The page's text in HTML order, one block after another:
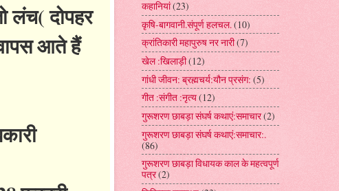
लंच( दोपहर
आते हैं
कहानियां(23)
कृषि-बागवानी.संपूर्ण हलचल. (10)
क्रांतिकारी महापुरुष नर नारी(7)
खेल :खिलाड़ी(12)
गांधी जीवन: ब्रह्मचर्य:यौन प्रसंग: (5)
गीत :संगीत :नृत्य(12)
गुरूशरण छाबड़ा संघर्ष कथाएं:समाचार(2)
गुरूशरण छाबड़ा संघर्ष कथाएं:समाचार:.
(86)
गुरूशरण छाबड़ा विधायक काल के महत्वपूर्ण
पत्र(2)